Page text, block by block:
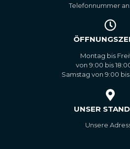
Telefonnummer
Montag bis
von 9:00 bis
Samstag von 9:00 bis
UNSER
Unsere